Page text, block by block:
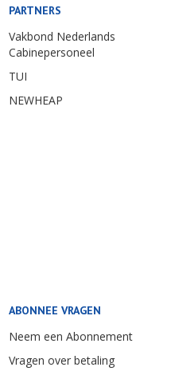
PARTNERS
Vakbond Nederlands
Cabinepersoneel
TUI
NEWHEAP
ABONNEE VRAGEN
Neem een Abonnement
Vragen over betaling